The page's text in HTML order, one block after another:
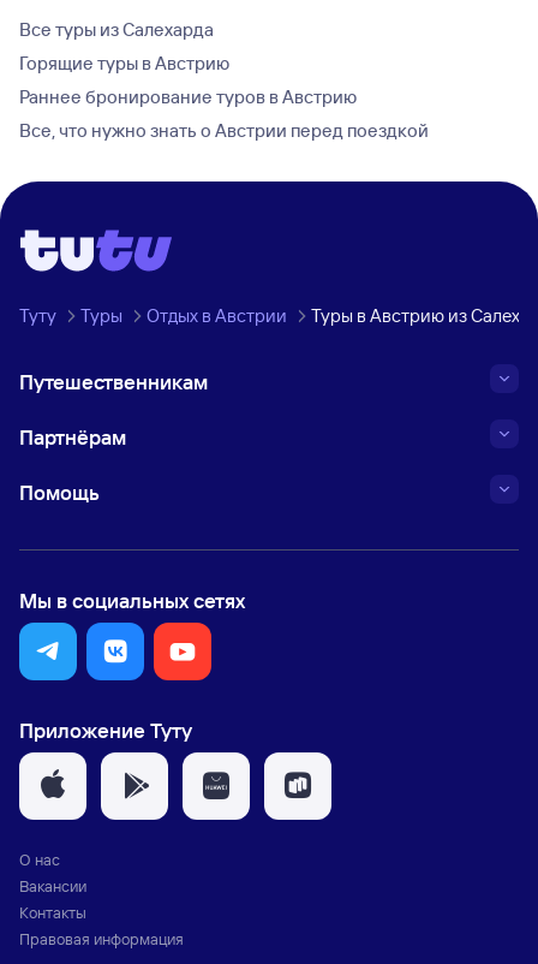
Все туры из Салехарда
Горящие туры в Австрию
Раннее бронирование туров в Австрию
Все, что нужно знать о Австрии перед поездкой
Туту Туры Отдых в Австрии Туры в Австрию из
Путешественникам
Партнёрам
Помощь
Мы в социальных сетях
Приложение Туту
О нас
Вакансии
Контакты
Правовая информация